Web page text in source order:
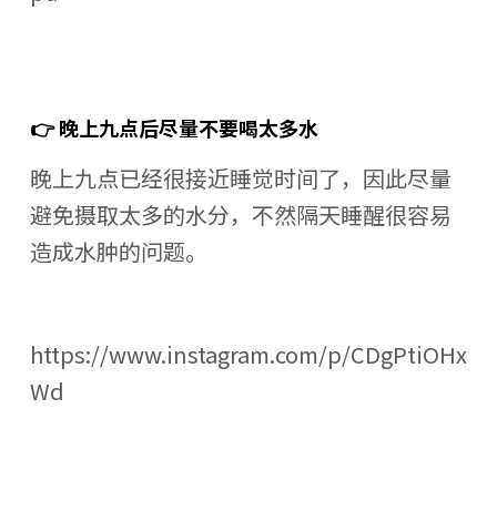
👉 晚上九点后尽量不要喝太多水
晚上九点已经很接近睡觉时间了，因此尽量
避免摄取太多的水分，不然隔天睡醒很容易
造成水肿的问题。
https://www.instagram.com/p/CDgPtiOHx
Wd